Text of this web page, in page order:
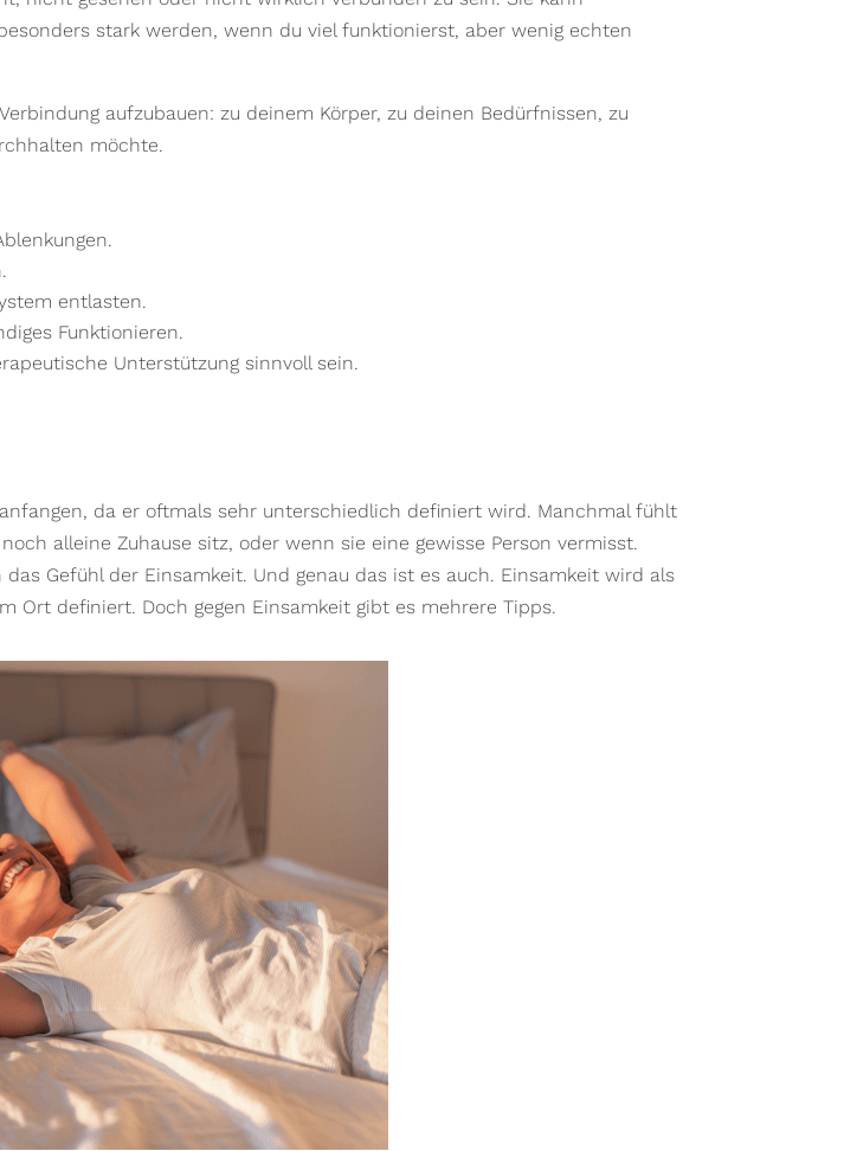
stark werden, wenn du viel funktionierst, aber wenig echten
aufzubauen: zu deinem Körper, zu deinen Bedürfnissen, zu
möchte.
entlasten.
Funktionieren.
Unterstützung sinnvoll sein.
da er oftmals sehr unterschiedlich definiert wird. Manchmal fühlt
alleine Zuhause sitz, oder wenn sie eine gewisse Person vermisst.
Gefühl der Einsamkeit. Und genau das ist es auch. Einsamkeit wird als
Ort definiert. Doch gegen Einsamkeit gibt es mehrere Tipps.